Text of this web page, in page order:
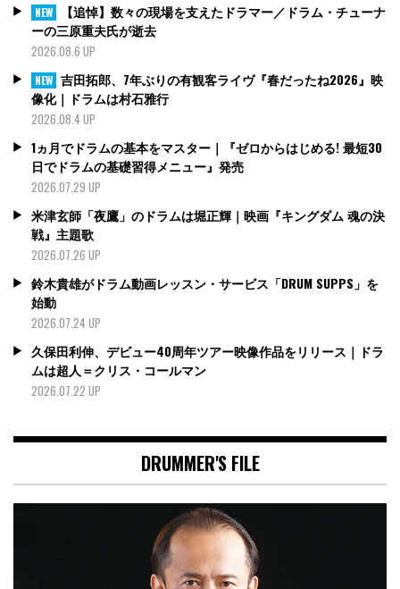
NEW
【追悼】数々の現場を支えたドラマー／ドラム・チューナ
ーの三原重夫氏が逝去
2026.08.6 UP
NEW 吉田拓郎、7年ぶりの有観客ライヴ『春だったね2026』映
像化｜ドラムは村石雅行
2026.08.4 UP
1ヵ月でドラムの基本をマスター｜『ゼロからはじめる! 最短30
日でドラムの基礎習得メニュー』発売
2026.07.29 UP
米津玄師「夜鷹」のドラムは堀正輝｜映画『キングダム 魂の決
戦』主題歌
2026.07.26 UP
鈴木貴雄がドラム動画レッスン・サービス「DRUM SUPPS」を
始動
2026.07.24 UP
久保田利伸、デビュー40周年ツアー映像作品をリリース｜ドラ
ムは超人＝クリス・コールマン
2026.07.22 UP
DRUMMER'S FILE